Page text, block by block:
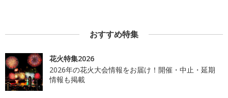
おすすめ特集
花火特集2026
2026年の花火大会情報をお届け！開催・中止・延期
情報も掲載